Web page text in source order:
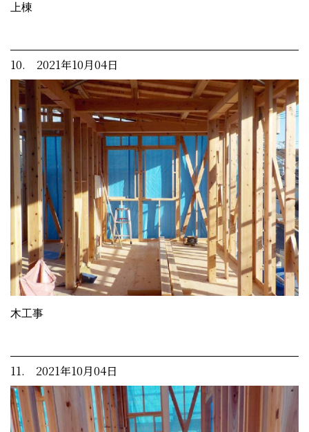
上棟
10. 2021年10月04日
木工事
11. 2021年10月04日